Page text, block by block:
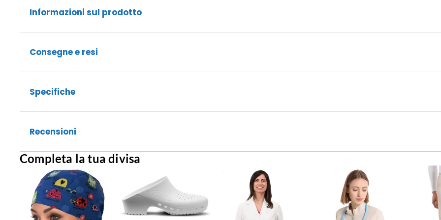
Informazioni sul prodotto
Consegne e resi
Specifiche
Recensioni
Completa la tua divisa